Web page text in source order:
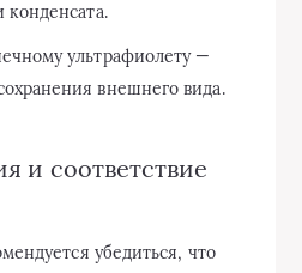
конденсата.
ультрафиолету —
внешнего вида.
и соответствие
убедиться, что